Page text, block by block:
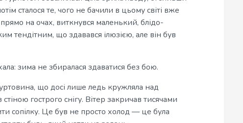
сталося те, чого не бачили в цьому світі вже
прямо на очах, виткнувся маленький, блідо-
тендітним, що здавався ілюзією, але він був
зима не збиралася здаватися без бою.
що досі лише ледь кружляла над
гострого снігу. Вітер закричав тисячами
сопілку. Це був не просто холод — це була